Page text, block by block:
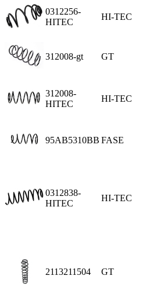
0312256-
HITEC
HI-TEC
312008-gt GT
312008-
HITEC
HI-TEC
95AB5310BB FASE
0312838-
HITEC
HI-TEC
2113211504 GT